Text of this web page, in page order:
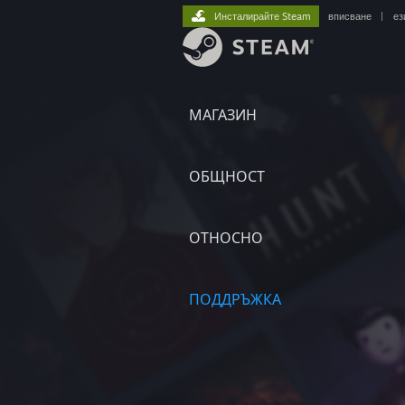
МАГАЗИН
ОБЩНОСТ
ОТНОСНО
ПОДДРЪЖКА
Инсталирайте Steam вписване